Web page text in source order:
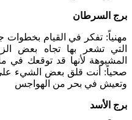
برج السرطان
مهنياً: تفكر في القيام
التي تشعر بها تجاه بعض
المشبوهة لأنها قد توقعك
صحياً: أنت قلق بعض الشيء على
وتعيش في بحر من الهواجس
برج الأسد